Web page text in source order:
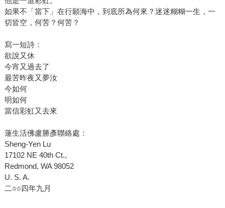
如果不「當下」在行願海中，到底所為何來？迷迷糊糊一生，一
切皆空，何苦？何苦？
寫一短詩：
欲說又休
今宵又過去了
最苦昨夜又夢汝
今如何
明如何
當信彩虹又去來
蓮生活佛盧勝彥聯絡處：
Sheng-Yen Lu
17102 NE 40th Ct.,
Redmond, WA 98052
U. S. A.
二○○四年九月